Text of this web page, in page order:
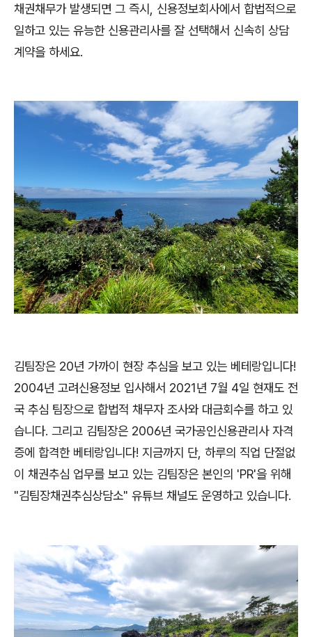
채권채무가 발생되면 그 즉시, 신용정보회사에서 합법적으로
일하고 있는 유능한 신용관리사를 잘 선택해서 신속히 상담
계약을 하세요.
김팀장은 20년 가까이 현장 추심을 보고 있는 베테랑입니다!
2004년 고려신용정보 입사해서 2021년 7월 4일 현재도 전
국 추심 팀장으로 합법적 채무자 조사와 대금회수를 하고 있
습니다. 그리고 김팀장은 2006년 국가공인신용관리사 자격
증에 합격한 베테랑입니다! 지금까지 단, 하루의 직업 단절없
이 채권추심 업무를 보고 있는 김팀장은 본인의 'PR'을 위해
"김팀장채권추심상담소" 유튜브 채널도 운영하고 있습니다.